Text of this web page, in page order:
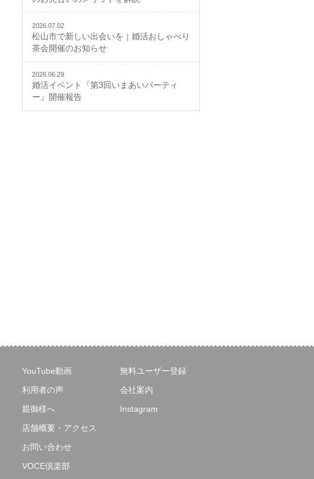
2026.07.02
松山市で新しい出会いを｜婚活おしゃべり
茶会開催のお知らせ
2026.06.29
婚活イベント『第3回いまあいパーティ
ー』開催報告
YouTube動画
利用者の声
親御様へ
店舗概要・アクセス
お問い合わせ
VOCE倶楽部
無料ユーザー登録
会社案内
Instagram